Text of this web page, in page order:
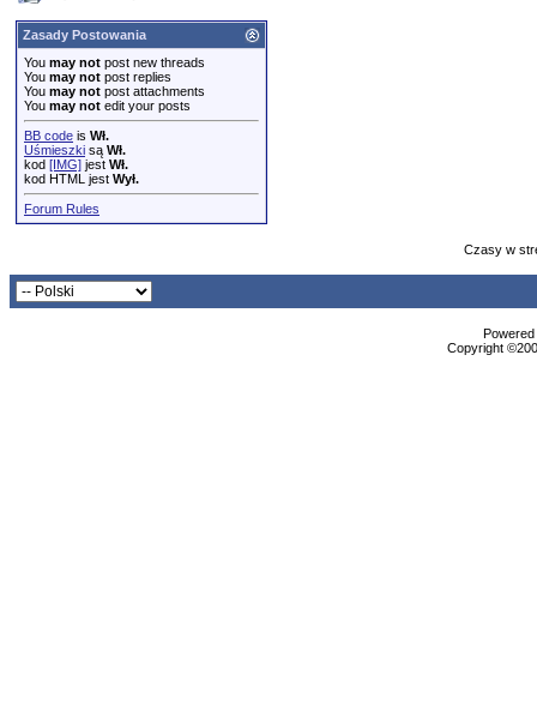
Zasady Postowania
You may not post new threads
You may not post replies
You may not post attachments
You may not edit your posts
BB code is Wł.
Uśmieszki są Wł.
kod [IMG] jest Wł.
kod HTML jest Wył.
Forum Rules
Czasy w
Copyright